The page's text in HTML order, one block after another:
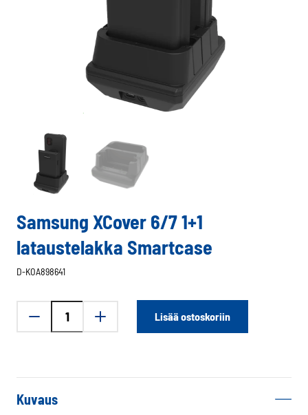
Samsung XCover 6/7 1+1
lataustelakka Smartcase
D-KOA898641
lataustelakka
määrä
Lisää ostoskoriin
Kuvaus